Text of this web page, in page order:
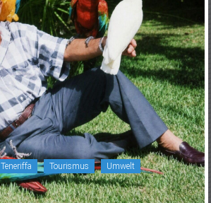
Teneriffa Tourismus Umwelt